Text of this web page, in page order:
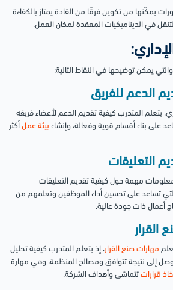
يمكّنها من تكوين فرقًا من القادة يمتاز بالكفاءة
في الديناميكيات المعقدة لمكان العمل.
يمكن توضيحها في النقاط التالية:
يتعلم المتدرب كيفية تقديم الدعم لأعضاء فريقه
على بناء أقسام قوية وفعالة، وإنشاء بيئة عمل أكثر
معلومات مهمة حول كيفية تقديم التعليقات
تساعد على تحسين أداء الموظفين وتعلمهم من
أعمال ذات جودة عالية.
مهارات صنع القرار، إذ يتعلم المتدرب كيفية تحليل
إلى نتيجة تتوافق ومصالح المنظمة، وهي مهارة
قرارات تتماشى وأهداف الشركة.